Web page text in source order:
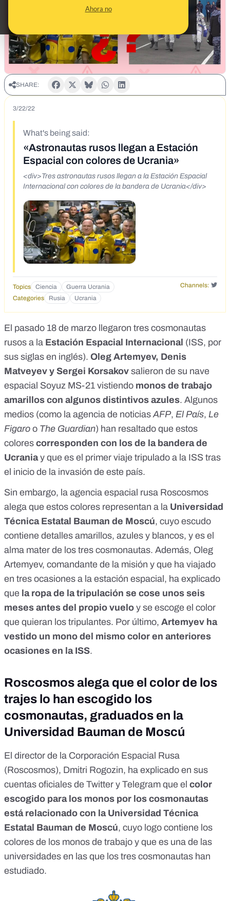
Ahora no
SHARE:
3/22/22
What's being said:
«Astronautas rusos llegan a Estación
Espacial con colores de Ucrania»
<div>Tres astronautas rusos llegan a la Estación Espacial
Internacional con colores de la bandera de Ucrania</div>
Topics Ciencia Guerra Ucrania
Channels:
Categories
Rusia Ucrania
El pasado 18 de marzo llegaron tres cosmonautas
rusos a la Estación Espacial Internacional (ISS, por
sus siglas en inglés). Oleg Artemyev, Denis
Matveyev y Sergei Korsakov salieron de su nave
espacial Soyuz MS-21 vistiendo monos de trabajo
amarillos con algunos distintivos azules. Algunos
medios (como la agencia de noticiasAFP, El País, Le
Figaro o The Guardian) han resaltado que estos
colores corresponden con los de la bandera de
Ucraniay que es el primer viaje tripulado a la ISS tras
el inicio de la invasión de este país.
Sin embargo, la agencia espacial rusa Roscosmos
alega que estos colores representan a la Universidad
Técnica Estatal Bauman de Moscú, cuyo escudo
contiene detalles amarillos, azules y blancos, y es el
alma mater de los tres cosmonautas. Además, Oleg
Artemyev, comandante de la misión y que ha viajado
en tres ocasiones a la estación espacial, ha explicado
que la ropa de la tripulación se cose unos seis
meses antes del propio vuelo y se escoge el color
que quieran los tripulantes. Por último, Artemyev ha
vestido un mono del mismo color en anteriores
ocasiones en la ISS.
Roscosmos alega que el color de los
trajes lo han escogido los
cosmonautas, graduados en la
Universidad Bauman de Moscú
El director de la Corporación Espacial Rusa
(Roscosmos), Dmitri Rogozin, ha explicado en sus
cuentas oficiales de Twitter y Telegram que el color
escogido para los monos por los cosmonautas
está relacionado con la Universidad Técnica
Estatal Bauman de Moscú, cuyo logo contiene los
colores de los monos de trabajo y que es una de las
universidades en las que los tres cosmonautas han
estudiado.